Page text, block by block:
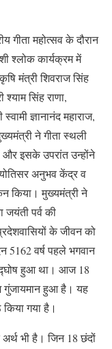
गीता महोत्सव के दौरान
श्लोक कार्यक्रम में
मंत्री शिवराज सिंह
सिंह राणा,
ज्ञानानंद महाराज,
ने गीता स्थली
और इसके उपरांत उन्होंने
अनुभव केंद्र व
किया। मुख्यमंत्री ने
जयंती पर्व की
के जीवन को
वर्ष पहले भगवान
हुआ था। आज 18
गुंजायमान हुआ है। यह
गया है।
अर्थ भी है। जिन 18 छंदों